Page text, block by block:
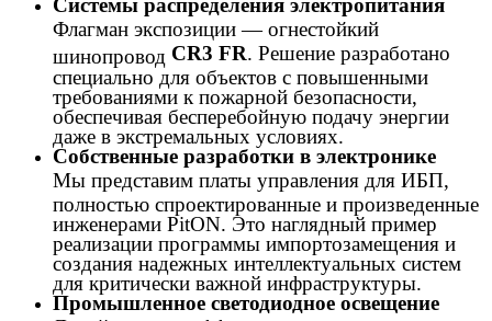
Системы распределения электропитания
Флагман экспозиции — огнестойкий
шинопровод CR3 FR. Решение разработано
специально для объектов с повышенными
требованиями к пожарной безопасности,
обеспечивая бесперебойную подачу энергии
даже в экстремальных условиях.
Собственные разработки в электронике
Мы представим платы управления для ИБП,
полностью спроектированные и произведенные
инженерами PitON. Это наглядный пример
реализации программы импортозамещения и
создания надежных интеллектуальных систем
для критически важной инфраструктуры.
Промышленное светодиодное освещение